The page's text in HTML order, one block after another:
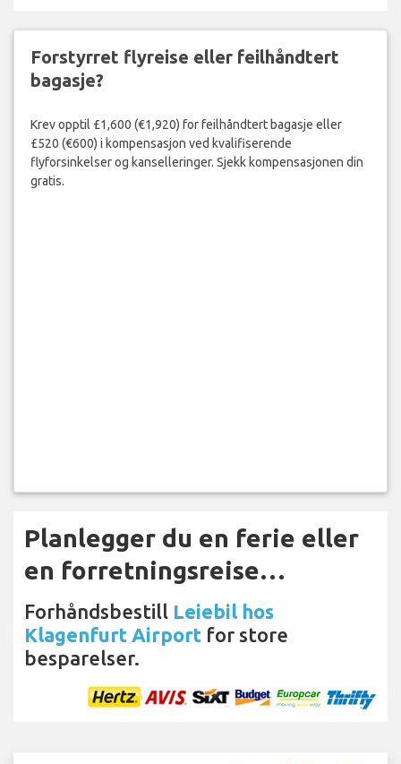
Forstyrret flyreise eller feilhåndtert
bagasje?
Krev opptil £1,600 (€1,920) for feilhåndtert bagasje eller
£520 (€600) i kompensasjon ved kvalifiserende
flyforsinkelser og kanselleringer. Sjekk kompensasjonen din
gratis.
Planlegger du en ferie eller
en forretningsreise…
Forhåndsbestill Leiebil hos
Klagenfurt Airport for store
besparelser.